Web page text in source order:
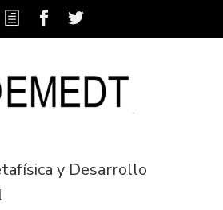
y Desarrollo